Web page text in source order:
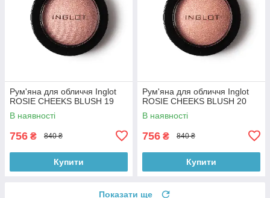
Рум'яна для обличчя Inglot
ROSIE CHEEKS BLUSH 19
В наявності
756 ₴ 840 ₴
Купити
Рум'яна для обличчя Inglot
ROSIE CHEEKS BLUSH 20
В наявності
756 ₴ 840 ₴
Купити
Показати ще